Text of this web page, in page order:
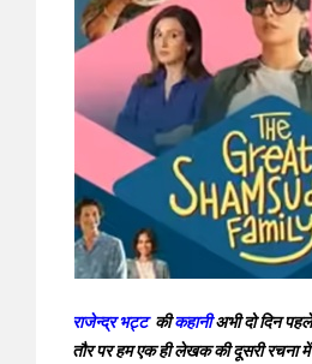
राजेन्द्र भट्ट कीकहानीअभी दो दिन
तौर पर हम एक ही लेखक की दूसरी रचना